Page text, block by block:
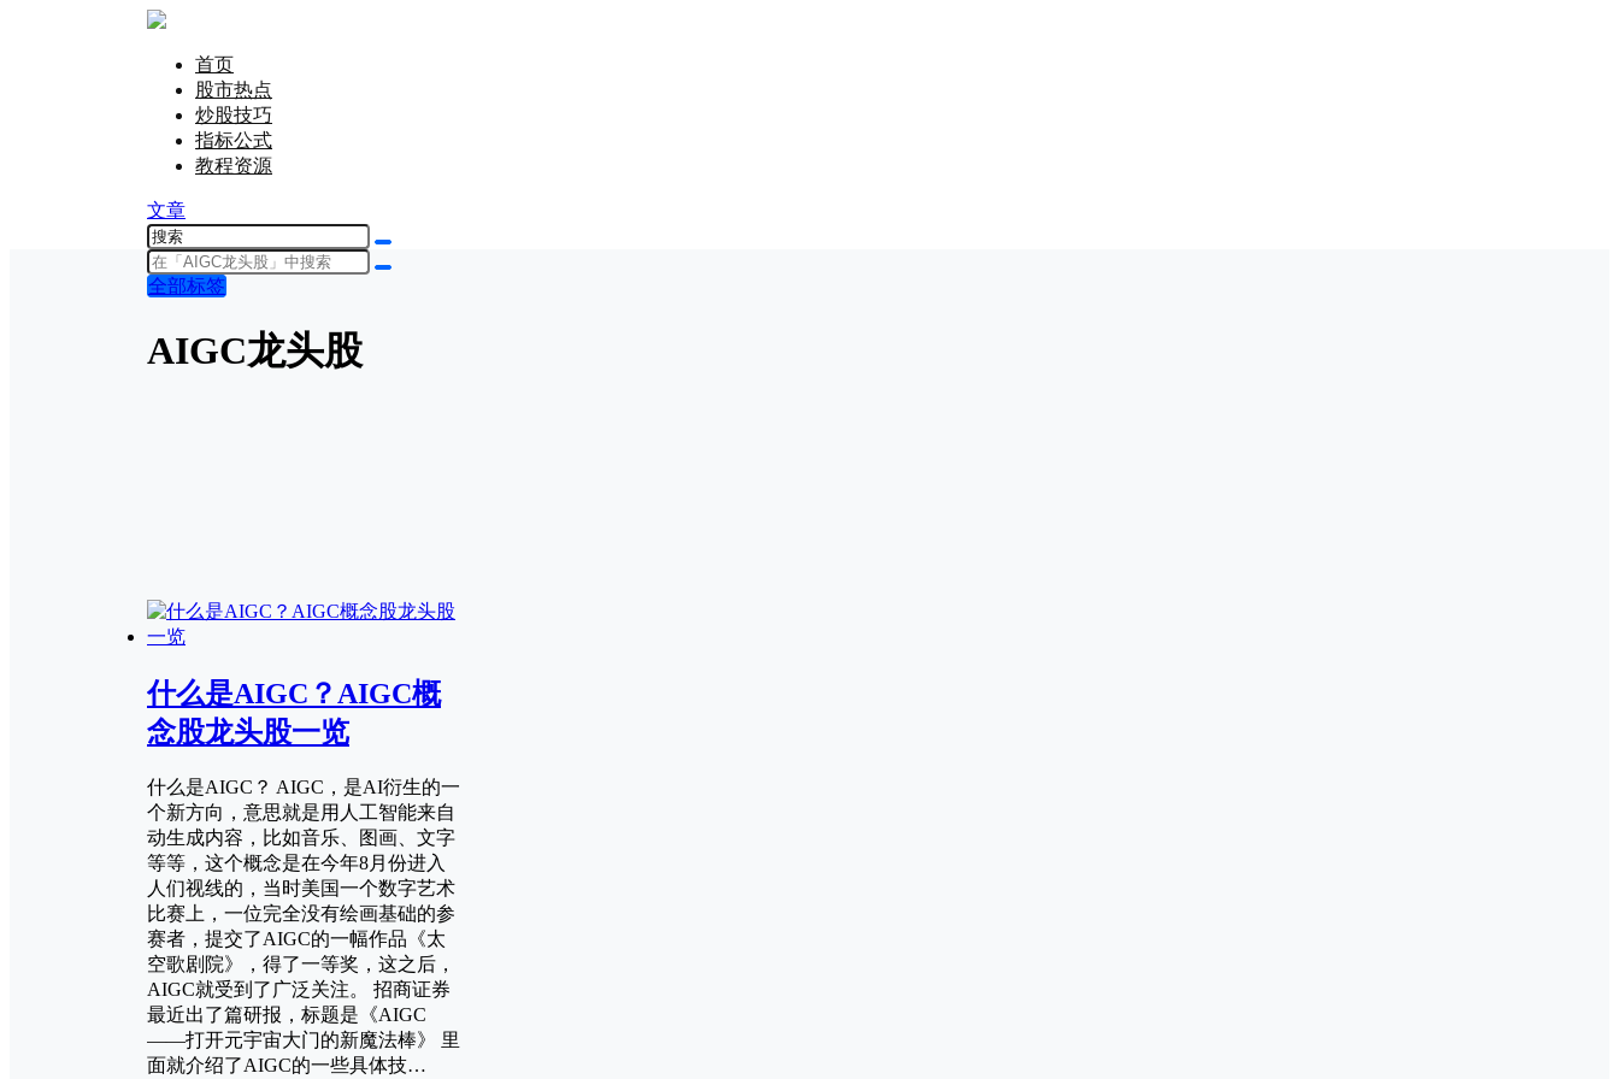
首页
股市热点
炒股技巧
指标公式
教程资源
文章
全部标签
AIGC龙头股
什么是AIGC？AIGC概
念股龙头股一览
什么是AIGC？ AIGC，是AI衍生的一
个新方向，意思就是用人工智能来自
动生成内容，比如音乐、图画、文字
等等，这个概念是在今年8月份进入
人们视线的，当时美国一个数字艺术
比赛上，一位完全没有绘画基础的参
赛者，提交了AIGC的一幅作品《太
空歌剧院》，得了一等奖，这之后，
AIGC就受到了广泛关注。 招商证券
最近出了篇研报，标题是《AIGC
——打开元宇宙大门的新魔法棒》 里
面就介绍了AIGC的一些具体技…